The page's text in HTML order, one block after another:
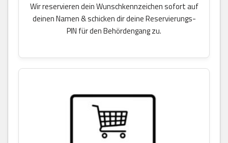
Wir reservieren dein Wunschkennzeichen sofort auf
deinen Namen & schicken dir deine Reservierungs-
PIN für den Behördengang zu.